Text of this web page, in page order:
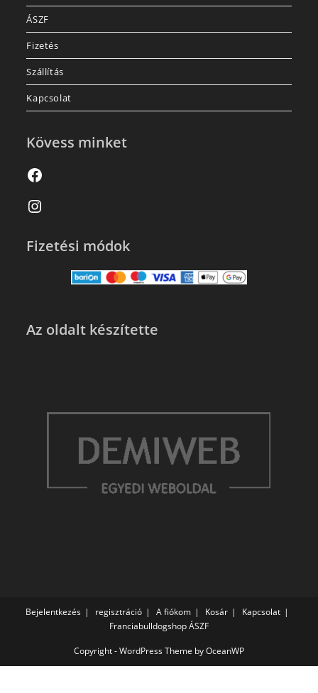
ÁSZF
Fizetés
Szállítás
Kapcsolat
Kövess minket
Fizetési módok
Az oldalt készítette
Bejelentkezés regisztráció A fiókom Kosár
Kapcsolat
Franciabulldogshop ÁSZF
Copyright - WordPress Theme by OceanWP